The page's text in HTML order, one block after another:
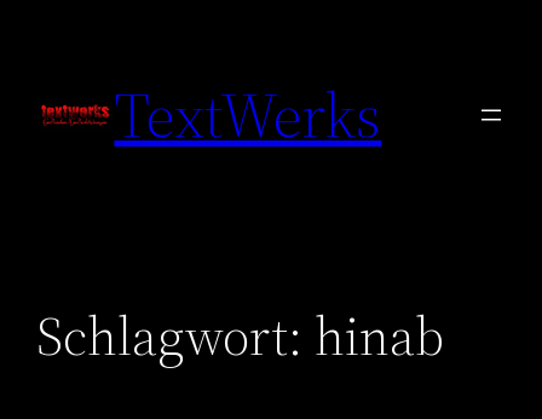
TextWerks
Schlagwort: hinab